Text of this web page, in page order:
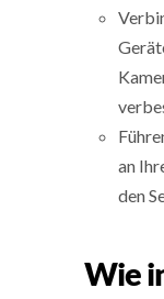
an
den
Wie